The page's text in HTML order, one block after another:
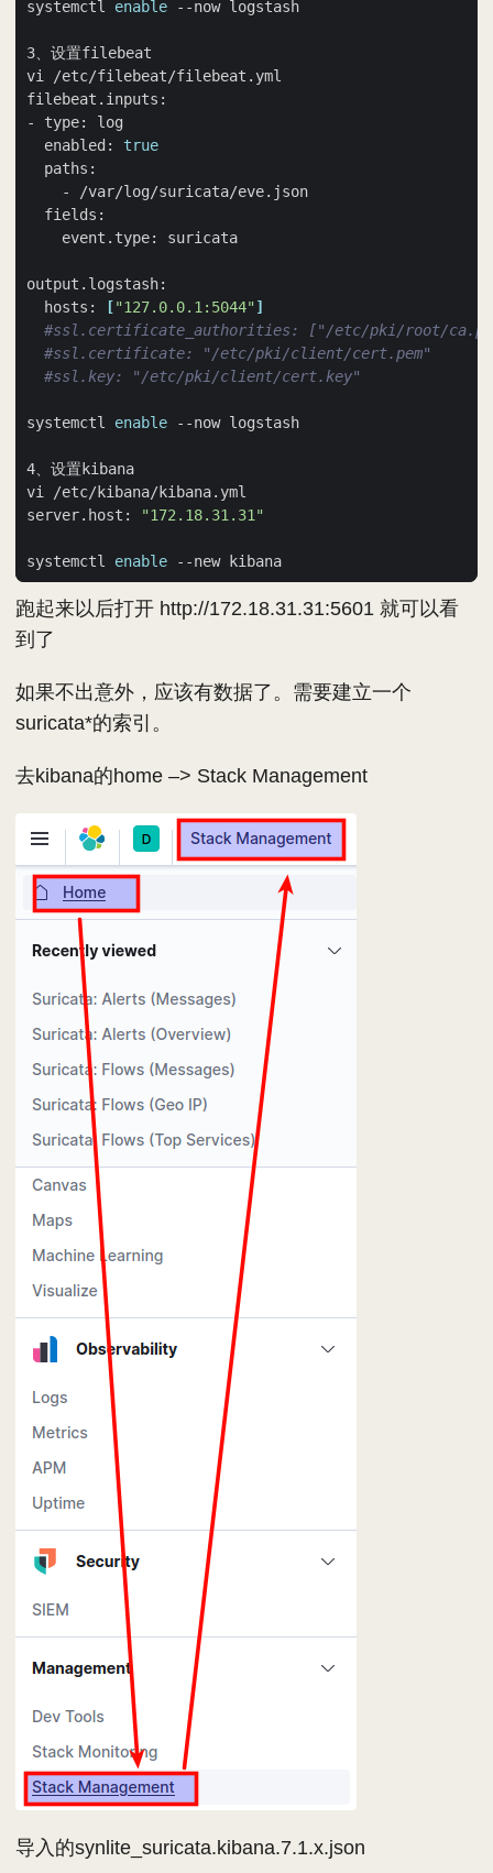
systemctl enable
  enabled:
true
  hosts:
["127.0.0.1:5044"]
#ssl.certificate_authorities: ["/etc/pki/root/
#ssl.certificate: "/etc/pki/client/cert.pem"
#ssl.key: "/etc/pki/client/cert.key"
systemctl enable
server.host:
"172.18.31.31"
systemctl enable
跑起来以后打开 http://172.18.31.31:5601 就可以看
到了
如果不出意外，应该有数据了。需要建立一个
suricata*的索引。
去kibana的home –> Stack Management
导入的synlite_suricata.kibana.7.1.x.json